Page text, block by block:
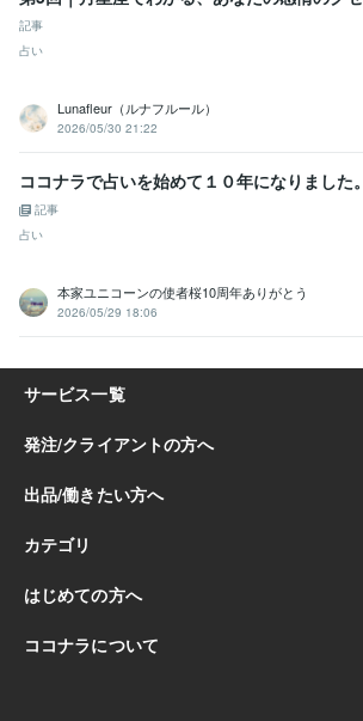
記事
占い
Lunafleur（ルナフルール）
2026/05/30 21:22
ココナラで占いを始めて１０年になりました。
記事
占い
本家ユニコーンの使者桜10周年ありがとう
2026/05/29 18:06